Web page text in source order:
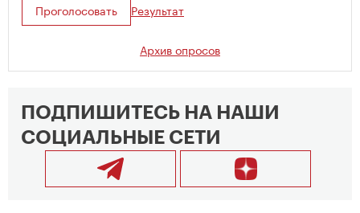
Проголосовать Результат
Архив опросов
ПОДПИШИТЕСЬ НА НАШИ
СОЦИАЛЬНЫЕ СЕТИ